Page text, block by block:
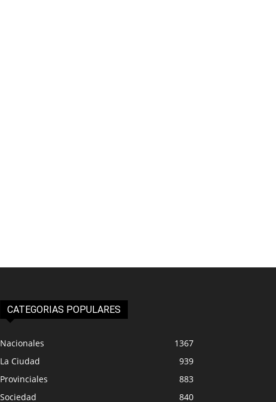
CATEGORIAS POPULARES
Nacionales
1367
La Ciudad
939
Provinciales
883
Sociedad
840